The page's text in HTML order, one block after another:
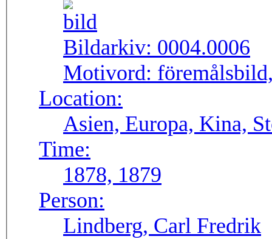
Bildarkiv: 0004.0006
Motivord:
Location:
Asien, Europa, Kina,
Time:
1878, 1879
Person:
Lindberg, Carl Fredrik